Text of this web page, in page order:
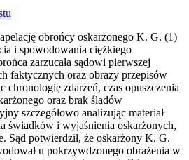
obrońcy oskarżonego K. G. (1)
i spowodowania ciężkiego
zarzucała sądowi pierwszej
faktycznych oraz obrazy przepisów
chronologię zdarzeń, czas opuszczenia
oraz brak śladów
szczegółowo analizując materiał
świadków i wyjaśnienia oskarżonych,
Sąd potwierdził, że oskarżony K. G.
u pokrzywdzonego obrażenia w